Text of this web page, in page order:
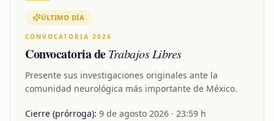
ÚLTIMO DÍA
CONVOCATORIA 2026
Convocatoria deTrabajos Libres
Presente sus investigaciones originales ante la
comunidad neurológica más importante de México.
Cierre (prórroga): 9 de agosto 2026 · 23:59 h